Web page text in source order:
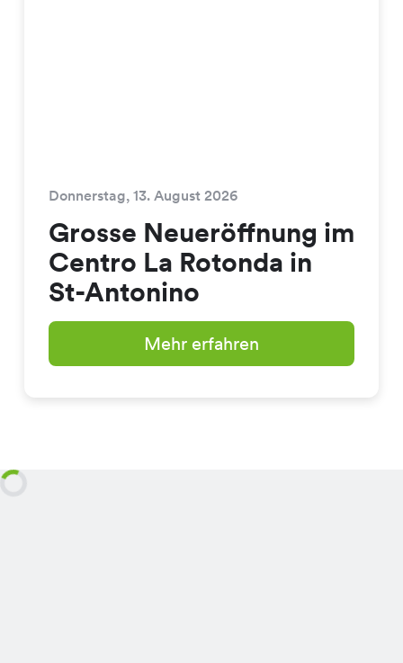
Donnerstag, 13. August 2026
Grosse Neueröffnung im
Centro La Rotonda in
St-Antonino
Mehr erfahren